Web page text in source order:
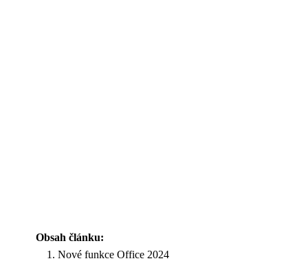
Obsah článku:
Nové funkce Office 2024